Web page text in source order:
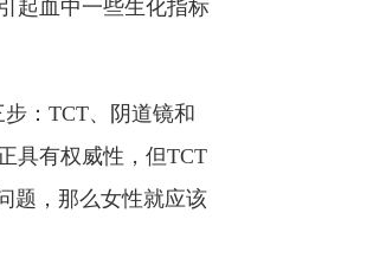
起血中一些生化指标
：TCT、阴道镜和
具有权威性，但TCT
题，那么女性就应该